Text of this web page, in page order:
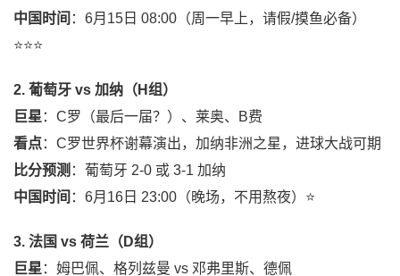
中国时间 ：6月15日 08:00（周一早上，请假/摸鱼必备）
⭐⭐⭐
2. 葡萄牙 vs 加纳（H组）
巨星 ：C罗（最后一届？）、莱奥、B费
看点：C罗世界杯谢幕演出，加纳非洲之星，进球大战可期
比分预测 ：葡萄牙 2-0 或 3-1 加纳
中国时间 ：6月16日 23:00（晚场，不用熬夜）⭐
3. 法国 vs 荷兰（D组）
巨星 ：姆巴佩、格列兹曼 vs 邓弗里斯、德佩